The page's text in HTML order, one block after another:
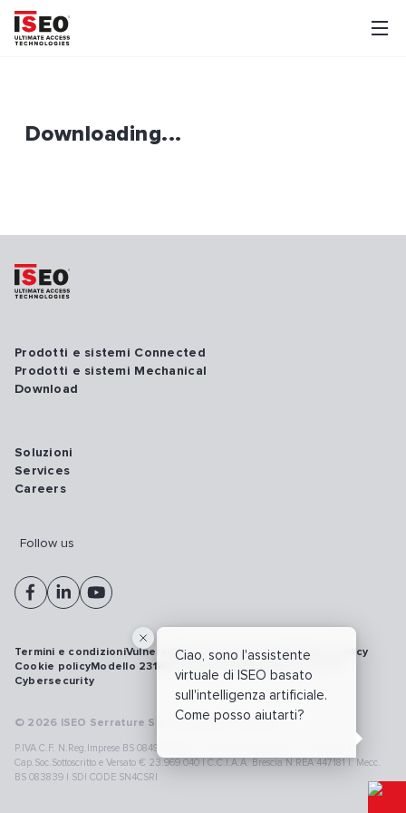
Downloading...
Ciao, sono l'assistente
virtuale di ISEO basato
sull'intelligenza artificiale.
Come posso aiutarti?
Prodotti e sistemi Connected
Prodotti e sistemi Mechanical
Download
Soluzioni
Services
Careers
Follow us
© 2026 ISEO Serrature S.p.A. All right reserved
P.IVA C.F. N.Reg.Imprese BS 08499190018 | Cap.Soc.Deliberato € 24.340.965 |
Cap.Soc.Sottoscritto e Versato € 23.969.040 | C.C.I.A.A. Brescia N.REA 447181 |. Mecc.
BS 083839 | SDI CODE SN4CSRI
Termini e condizioniVulnerability disclosure policyPrivacy policy
Cookie policyModello 231WhistleblowingRichiamo prodotti
Cybersecurity